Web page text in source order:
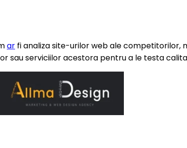
ar fi analiza site-urilor web ale
sau serviciilor acestora pentru a le testa